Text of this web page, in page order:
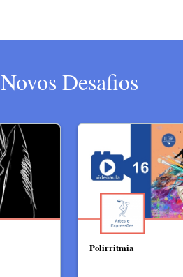
Novos Desafios
Polirritmia